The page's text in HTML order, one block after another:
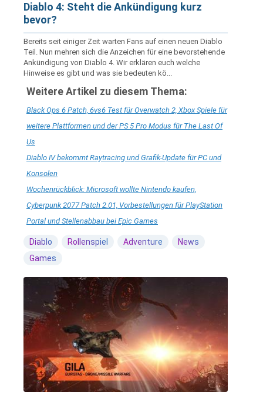
Diablo 4: Steht die Ankündigung kurz
bevor?
Bereits seit einiger Zeit warten Fans auf einen neuen Diablo
Teil. Nun mehren sich die Anzeichen für eine bevorstehende
Ankündigung von Diablo 4. Wir erklären euch welche
Hinweise es gibt und was sie bedeuten kö...
Weitere Artikel zu diesem Thema:
Black Ops 6 Patch, 6vs6 Test für Overwatch 2, Xbox Spiele für
weitere Plattformen und der PS 5 Pro Modus für The Last Of
Us
Diablo IV bekommt Raytracing und Grafik-Update für PC und
Konsolen
Wochenrückblick: Microsoft wollte Nintendo kaufen,
Cyberpunk 2077 Patch 2.01, Vorbestellungen für PlayStation
Portal und Stellenabbau bei Epic Games
Diablo Rollenspiel Adventure
News
Games